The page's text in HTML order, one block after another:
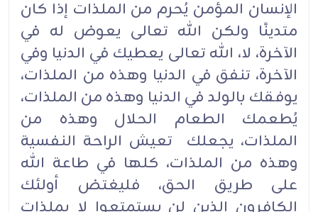
الإنسان المؤمن يُحرم من الملذات إذا كان
متدينًا ولكن الله تعالى يعوض له في
الآخرة، لا، الله تعالى يعطيك في الدنيا وفي
الآخرة، تنفق في الدنيا وهذه من الملذات،
يوفقك بالولد في الدنيا وهذه من الملذات،
يُطعمك الطعام الحلال وهذه من
الملذات، يجعلك تعيش الراحة النفسية
وهذه من الملذات، كلها في طاعة الله
على طريق الحق، فليغتض أولئك